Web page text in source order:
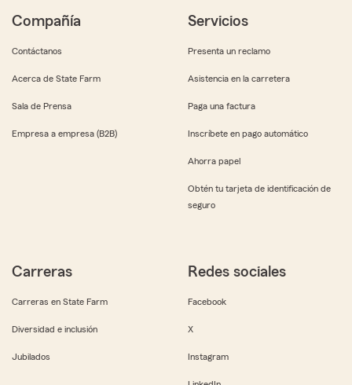
Compañía
Contáctanos
Acerca de State Farm
Sala de Prensa
Empresa a empresa (B2B)
Servicios
Presenta un reclamo
Asistencia en la carretera
Paga una factura
Inscríbete en pago automático
Ahorra papel
Obtén tu tarjeta de identificación de
seguro
Carreras
Carreras en State Farm
Diversidad e inclusión
Jubilados
Redes sociales
Facebook
X
Instagram